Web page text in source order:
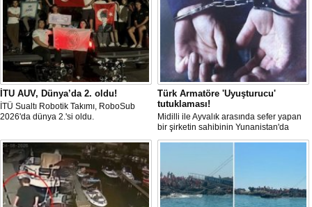
İTU AUV, Dünya’da 2. oldu!
İTÜ Sualtı Robotik Takımı, RoboSub
2026'da dünya 2.'si oldu.
Türk Armatöre 'Uyuşturucu'
tutuklaması!
Midilli ile Ayvalık arasında sefer yapan
bir şirketin sahibinin Yunanistan'da
tutuklandığı bildirildi.